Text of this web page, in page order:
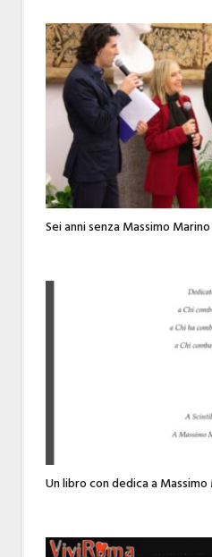
Sei anni senza Massimo Marino
Un libro con dedica a Massimo